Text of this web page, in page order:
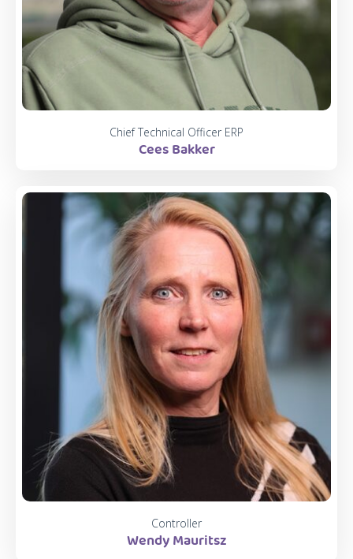
Chief Technical Officer ERP
Cees Bakker
Controller
Wendy Mauritsz